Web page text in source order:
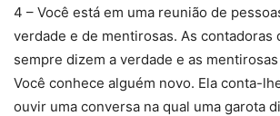
4 – Você está em uma reunião de
verdade e de mentirosas. As contadoras
sempre dizem a verdade e as
Você conhece alguém novo. Ela conta-
ouvir uma conversa na qual uma garota